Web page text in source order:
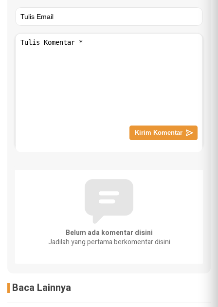
Belum ada komentar disini
Jadilah yang pertama berkomentar disini
Baca Lainnya